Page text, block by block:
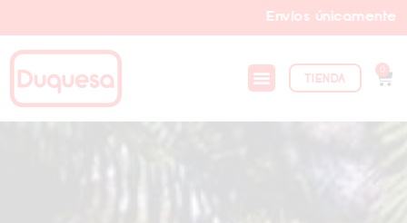
Envíos únicamente a Bogotá y municipios
TIENDA
0